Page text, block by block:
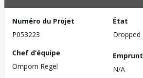
Numéro du Projet
P053223
État
Dropped
Chef d’équipe
Omporn Regel
N/A